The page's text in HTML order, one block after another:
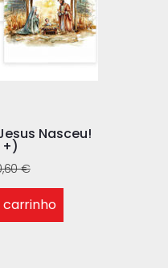
Nasceu!
+)
€
carrinho